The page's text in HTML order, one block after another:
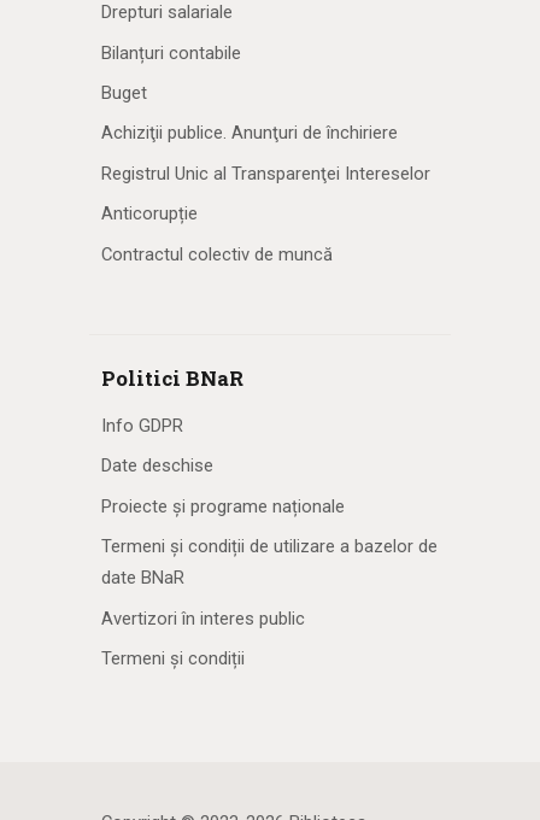
Drepturi salariale
Bilanțuri contabile
Buget
Achiziţii publice. Anunţuri de închiriere
Registrul Unic al Transparenţei Intereselor
Anticorupție
Contractul colectiv de muncă
Politici BNaR
Info GDPR
Date deschise
Proiecte și programe naționale
Termeni și condiții de utilizare a bazelor de
date BNaR
Avertizori în interes public
Termeni și condiții